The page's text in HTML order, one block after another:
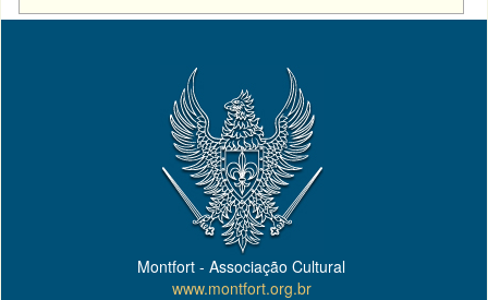
Montfort - Associação Cultural
www.montfort.org.br